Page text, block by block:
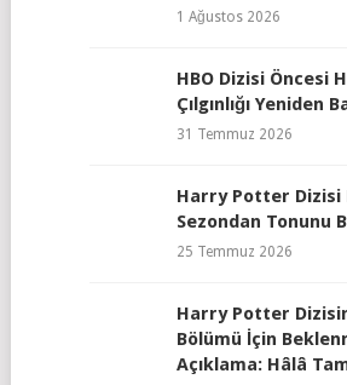
1 Ağustos 2026
HBO Dizisi Öncesi
Çılgınlığı Yeniden
31 Temmuz 2026
Harry Potter Dizisi
Sezondan Tonunu
25 Temmuz 2026
Harry Potter
Bölümü İçin
Açıklama: Hâlâ